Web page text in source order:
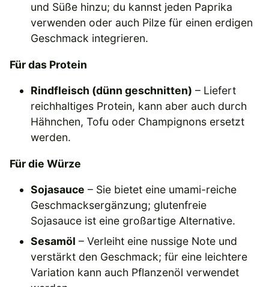
und Süße hinzu; du kannst jeden Paprika
verwenden oder auch Pilze für einen erdigen
Geschmack integrieren.
Für das Protein
Rindfleisch (dünn geschnitten) – Liefert
reichhaltiges Protein, kann aber auch durch
Hähnchen, Tofu oder Champignons ersetzt
werden.
Für die Würze
Sojasauce – Sie bietet eine umami-reiche
Geschmacksergänzung; glutenfreie
Sojasauce ist eine großartige Alternative.
Sesamöl – Verleiht eine nussige Note und
verstärkt den Geschmack; für eine leichtere
Variation kann auch Pflanzenöl verwendet